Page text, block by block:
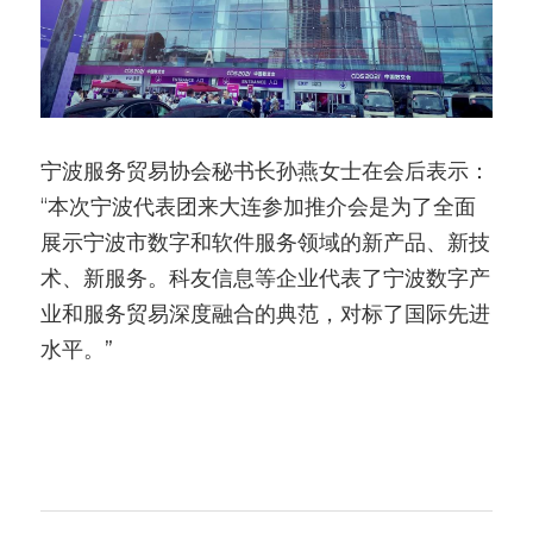
宁波服务贸易协会秘书长孙燕女士在会后表示：
“本次宁波代表团来大连参加推介会是为了全面
展示宁波市数字和软件服务领域的新产品、新技
术、新服务。科友信息等企业代表了宁波数字产
业和服务贸易深度融合的典范，对标了国际先进
水平。”